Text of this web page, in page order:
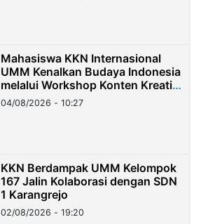
Mahasiswa KKN Internasional
UMM Kenalkan Budaya Indonesia
melalui Workshop Konten Kreatif
di Taiwan
04/08/2026 - 10:27
KKN Berdampak UMM Kelompok
167 Jalin Kolaborasi dengan SDN
1 Karangrejo
02/08/2026 - 19:20